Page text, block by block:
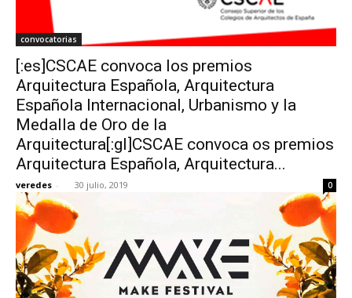
convocatorias
[:es]CSCAE convoca los premios
Arquitectura Española, Arquitectura
Española Internacional, Urbanismo y la
Medalla de Oro de la
Arquitectura[:gl]CSCAE convoca os premios
Arquitectura Española, Arquitectura...
veredes - 30 julio, 2019 0